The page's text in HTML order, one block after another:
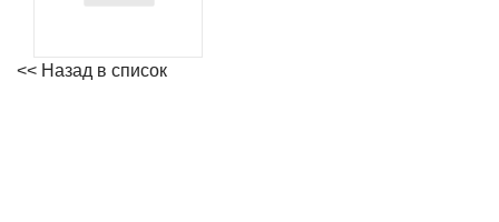
<< Назад в список